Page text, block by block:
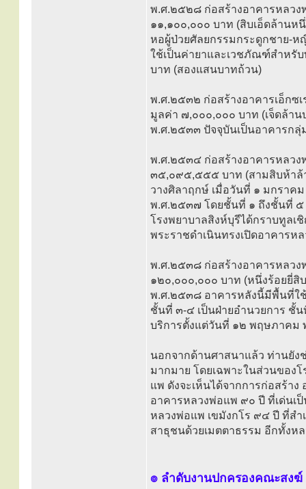
พ.ศ.๒๕๒๘ ก่อสร้างอาคารหลวง
๑๑,๑๐๐,๐๐๐ บาท (สิบเอ็ดล้านห
หอผู้ป่วยศัลยกรรมกระดูกชาย-ห
ใช้เป็นค่ายาและเวชภัณฑ์สำหรั
บาท (สองแสนบาทถ้วน)
พ.ศ.๒๕๓๒ ก่อสร้างอาคารเอ็กซ
มูลค่า ๗,๐๐๐,๐๐๐ บาท (เจ็ดล้า
พ.ศ.๒๕๓๓ ปัจจุบันเป็นอาคารกลุ่
พ.ศ.๒๕๓๔ ก่อสร้างอาคารหลวง
๓๕,๐๙๕,๕๕๕ บาท (สามสิบห้าล้
วางศิลาฤกษ์ เมื่อวันที่ ๑ มกราค
พ.ศ.๒๕๓๗ โดยชั้นที่ ๑ ถึงชั้นที่ ๕
โรงพยาบาลสิงห์บุรีได้กราบทูลเ
พระราชดำเนินทรงเปิดอาคาร
พ.ศ.๒๕๓๘ ก่อสร้างอาคารหลวง
๑๒๐,๐๐๐,๐๐๐ บาท (หนึ่งร้อยยี่
พ.ศ.๒๕๓๘ อาคารหลังนี้มีพื้นที่ใช้
ชั้นที่ ๓-๔ เป็นฝ่ายอำนวยการ ชั้น
บริการตั้งแต่วันที่ ๑๒ พฤษภาคม
นอกจากด้านศาสนาแล้ว ท่านยัง
มากมาย โดยเฉพาะในส่วนของ
แพ ดังจะเห็นได้จากการก่อสร้า
อาคารหลวงพ่อแพ ๙๐ ปี ที่เด่นเ
หลวงพ่อแพ เขมังกโร ๙๔ ปี ที่ส
สาธุชนด้วยเมตตาธรรม อีกทั้งห
๏ ลำดับงานปกครองคณะสงฆ์